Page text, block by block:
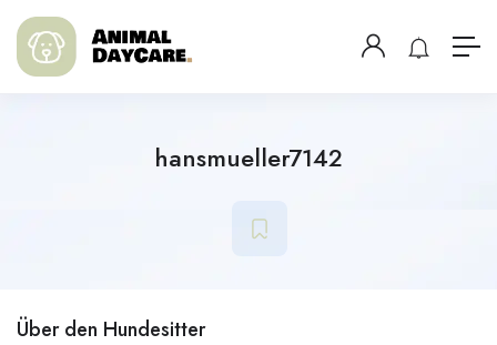
hansmueller7142
Über den Hundesitter